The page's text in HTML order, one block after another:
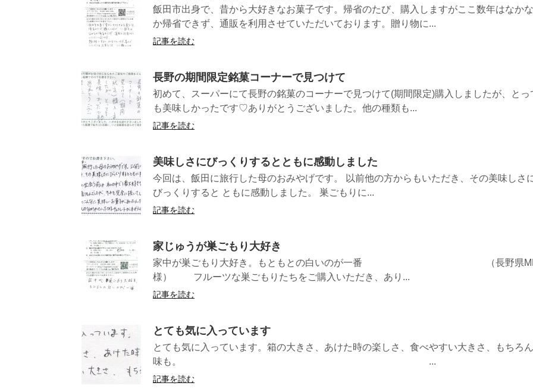
飯田市出身で、昔から大好きなお菓子です。帰省のたび、購入しますがここ数年はなかな
か帰省できず、通販を利用させていただいております。贈り物に...
記事を読む
長野の期間限定銘菓コーナーで見つけて
初めて、スーパーにて長野の銘菓のコーナーで見つけて(期間限定)購入しましたが、とっ
も美味しかったです♡ありがとうございました。他の種類も...
記事を読む
美味しさにびっくりするとともに感動しました
今回は、飯田に旅行した母のおみやげです。 以前他の方からもいただき、その美味しさ
びっくりすると ともに感動しました。 巣ごもりに...
記事を読む
家じゅうが巣ごもり大好き
家中が巣ごもり大好き。もともとの白いのが一番 （長野県
様） フルーツな巣ごもりたちをご購入いただき、あり...
記事を読む
とても気に入っています
とても気に入っています。箱の大きさ、あけた時の楽しさ、食べやすい大きさ、もちろん
味も。 ...
記事を読む